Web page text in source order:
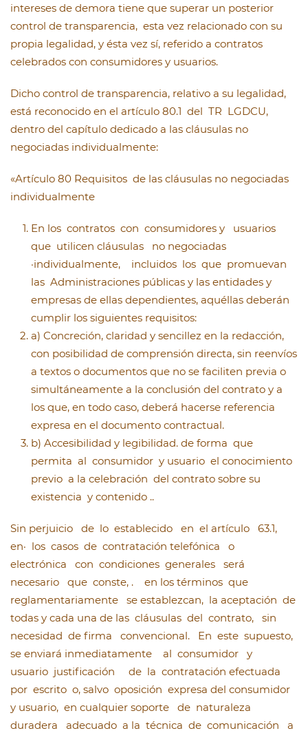
intereses de demora tiene que superar un posterior
control de transparencia, esta vez relacionado con su
propia legalidad, y ésta vez sí, referido a contratos
celebrados con consumidores y usuarios.
Dicho control de transparencia, relativo a su legalidad,
está reconocido en el artículo 80.1 del TR LGDCU,
dentro del capítulo dedicado a las cláusulas no
negociadas individualmente:
«Artículo 80 Requisitos de las cláusulas no negociadas
individualmente
En los contratos con consumidores y usuarios
que utilicen cláusulas no negociadas
·individualmente, incluidos los que promuevan
las Administraciones públicas y las entidades y
empresas de ellas dependientes, aquéllas deberán
cumplir los siguientes requisitos:
a) Concreción, claridad y sencillez en la redacción,
con posibilidad de comprensión directa, sin reenvíos
a textos o documentos que no se faciliten previa o
simultáneamente a la conclusión del contrato y a
los que, en todo caso, deberá hacerse referencia
expresa en el documento contractual.
b) Accesibilidad y legibilidad. de forma que
permita al consumidor y usuario el conocimiento
previo a la celebración del contrato sobre su
existencia y contenido ..
Sin perjuicio de lo establecido en el artículo 63.1,
en· los casos de contratación telefónica o
electrónica con condiciones generales será
necesario que conste, . en los términos que
reglamentariamente se establezcan, la aceptación de
todas y cada una de las cláusulas del contrato, sin
necesidad de firma convencional. En este supuesto,
se enviará inmediatamente al consumidor y
usuario justificación de la contratación efectuada
por escrito o, salvo oposición expresa del consumidor
y usuario, en cualquier soporte de naturaleza
duradera adecuado a la técnica de comunicación a